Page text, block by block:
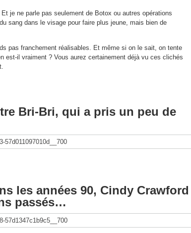
je ne parle pas seulement de Botox ou autres opérations
sang dans le visage pour faire plus jeune, mais bien de
pas franchement réalisables. Et même si on le sait, on tente
est-il vraiment ? Vous aurez certainement déjà vu ces clichés
Bri-Bri, qui a pris un peu de
les années 90, Cindy Crawford
passés…